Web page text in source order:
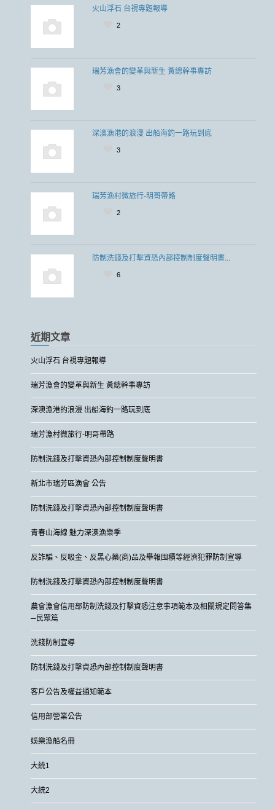
火山浮石 台視專題報導
2
瑞芳漁會的變革與新生 黃總幹事專訪
3
深澳漁港的浪漫 出船海釣一路玩到底
3
瑞芳漁村微旅行-明哥帶路
2
防制洗錢及打擊資恐內部控制制度聲明書...
6
近期文章
火山浮石 台視專題報導
瑞芳漁會的變革與新生 黃總幹事專訪
深澳漁港的浪漫 出船海釣一路玩到底
瑞芳漁村微旅行-明哥帶路
防制洗錢及打擊資恐內部控制制度聲明書
新北市瑞芳區漁會 公告
防制洗錢及打擊資恐內部控制制度聲明書
青春山海線 魅力深澳漁樂季
反詐騙、反吸金、反黑心藥(商)品及舉報囤積等經濟犯罪防制宣導
防制洗錢及打擊資恐內部控制制度聲明書
農會漁會信用部防制洗錢及打擊資恐注意事項範本及相關規定問答集
─民眾篇
洗錢防制宣導
防制洗錢及打擊資恐內部控制制度聲明書
客戶公告及權益通知範本
信用部營業公告
娛樂漁船名冊
大統1
大統2